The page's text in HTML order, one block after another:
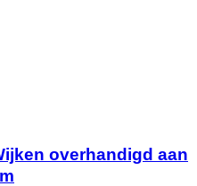
overhandigd aan